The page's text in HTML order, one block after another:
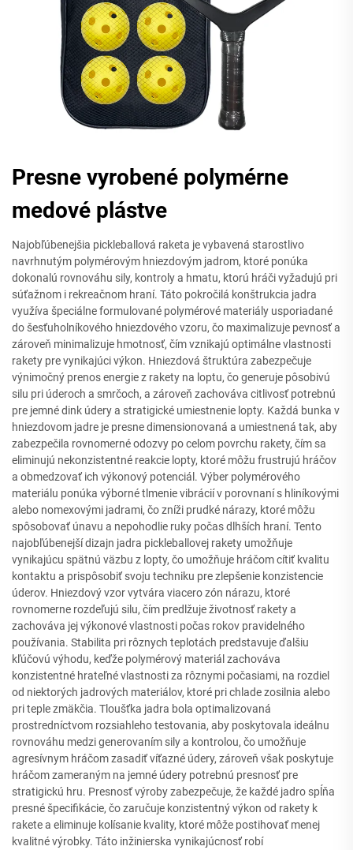
Presne vyrobené polymérne
medové plástve
Najobľúbenejšia pickleballová raketa je vybavená starostlivo
navrhnutým polymérovým hniezdovým jadrom, ktoré ponúka
dokonalú rovnováhu sily, kontroly a hmatu, ktorú hráči vyžadujú pri
súťažnom i rekreačnom hraní. Táto pokročilá konštrukcia jadra
využíva špeciálne formulované polymérové materiály usporiadané
do šesťuholníkového hniezdového vzoru, čo maximalizuje pevnosť a
zároveň minimalizuje hmotnosť, čím vznikajú optimálne vlastnosti
rakety pre vynikajúci výkon. Hniezdová štruktúra zabezpečuje
výnimočný prenos energie z rakety na loptu, čo generuje pôsobivú
silu pri úderoch a smrčoch, a zároveň zachováva citlivosť potrebnú
pre jemné dink údery a stratigické umiestnenie lopty. Každá bunka v
hniezdovom jadre je presne dimensionovaná a umiestnená tak, aby
zabezpečila rovnomerné odozvy po celom povrchu rakety, čím sa
eliminujú nekonzistentné reakcie lopty, ktoré môžu frustrujú hráčov
a obmedzovať ich výkonový potenciál. Výber polymérového
materiálu ponúka výborné tlmenie vibrácií v porovnaní s hliníkovými
alebo nomexovými jadrami, čo zníži prudké nárazy, ktoré môžu
spôsobovať únavu a nepohodlie ruky počas dlhších hraní. Tento
najobľúbenejší dizajn jadra pickleballovej rakety umožňuje
vynikajúcu spätnú väzbu z lopty, čo umožňuje hráčom cítiť kvalitu
kontaktu a prispôsobiť svoju techniku pre zlepšenie konzistencie
úderov. Hniezdový vzor vytvára viacero zón nárazu, ktoré
rovnomerne rozdeľujú silu, čím predlžuje životnosť rakety a
zachováva jej výkonové vlastnosti počas rokov pravidelného
používania. Stabilita pri rôznych teplotách predstavuje ďalšiu
kľúčovú výhodu, keďže polymérový materiál zachováva
konzistentné hrateľné vlastnosti za rôznymi počasiami, na rozdiel
od niektorých jadrových materiálov, ktoré pri chlade zosilnia alebo
pri teple zmäkčia. Tloušťka jadra bola optimalizovaná
prostredníctvom rozsiahleho testovania, aby poskytovala ideálnu
rovnováhu medzi generovaním sily a kontrolou, čo umožňuje
agresívnym hráčom zasadiť víťazné údery, zároveň však poskytuje
hráčom zameraným na jemné údery potrebnú presnosť pre
stratigickú hru. Presnosť výroby zabezpečuje, že každé jadro spĺňa
presné špecifikácie, čo zaručuje konzistentný výkon od rakety k
rakete a eliminuje kolísanie kvality, ktoré môže postihovať menej
kvalitné výrobky. Táto inžinierska vynikajúcnosť robí